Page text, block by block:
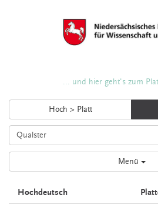
... und hier geht's zum
Hoch > Platt
Menü
Hochdeutsch